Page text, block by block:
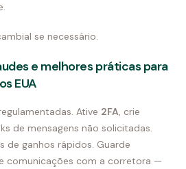
se necessário.
e melhores práticas para
EUA
Ative 2FA, crie
de mensagens não solicitadas.
de ganhos rápidos. Guarde
comunicações com a corretora —